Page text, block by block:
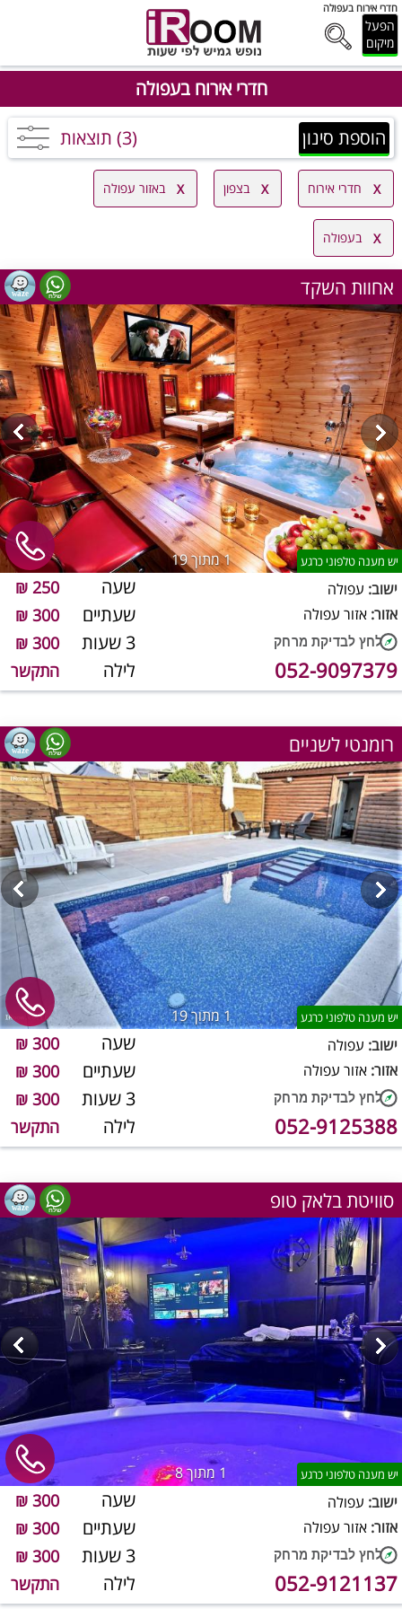
חדרי אירוח בעפולה
הפעל
מיקום
חדרי אירוח בעפולה
הוספת סינון (3) תוצאות
חדרי אירוח בצפון באזור עפולה
בעפולה
אחוות השקד
1מתוך 19 יש מענה טלפוני כרגע
שעה 250 ₪
שעתיים 300 ₪
3 שעות 300 ₪
לילה התקשר
ישוב: עפולה
אזור: אזור עפולה
052-9097379
רומנטי לשניים
1מתוך 19 יש מענה טלפוני כרגע
שעה 300 ₪
שעתיים 300 ₪
3 שעות 300 ₪
לילה התקשר
ישוב: עפולה
אזור: אזור עפולה
052-9125388
סוויטת בלאק טופ
1 מתוך 8 יש מענה טלפוני כרגע
שעה 300 ₪
שעתיים 300 ₪
3 שעות 300 ₪
לילה התקשר
ישוב: עפולה
אזור: אזור עפולה
052-9121137